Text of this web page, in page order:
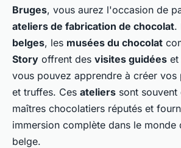
Bruges, vous aurez l'occasion de
ateliers de fabrication de chocolat.
belges, les musées du chocolat
Story offrent des visites guidées et
vous pouvez apprendre à créer vos
et truffes. Ces ateliers sont
maîtres chocolatiers réputés et
immersion complète dans le monde
belge.